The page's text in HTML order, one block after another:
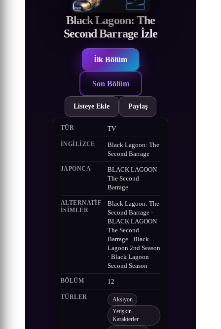
Black Lagoon: The
Second Barrage İzle
İlk Bölüm
Son Bölüm
Listeye Ekle Paylaş
TÜR TV
İNGILIZCE
Black Lagoon: The
Second Barrage
JAPONCA
BLACK LAGOON
The Second
Barrage
ALTERNATIF
ISIMLER
Black Lagoon: The
Second Barrage ·
BLACK LAGOON
The Second
Barrage · Black
Lagoon 2nd Season
· Black Lagoon
Second Season
BÖLÜM 12
TÜRLER Aksiyon
Yetişkin
Karakterler